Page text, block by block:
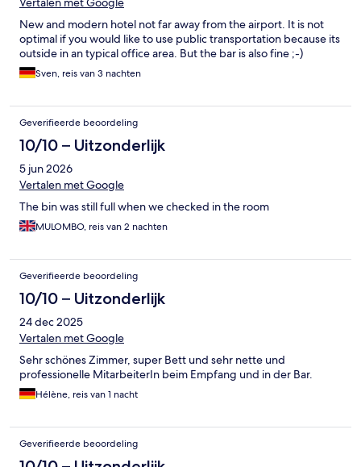
New and modern hotel not far away from the airport. It is not
optimal if you would like to use public transportation because its
outside in an typical office area. But the bar is also fine ;-)
Sven, reis van 3 nachten
Geverifieerde beoordeling
10/10 – Uitzonderlijk
5 jun 2026
Vertalen met Google
The bin was still full when we checked in the room
MULOMBO, reis van 2 nachten
Geverifieerde beoordeling
10/10 – Uitzonderlijk
24 dec 2025
Vertalen met Google
Sehr schönes Zimmer, super Bett und sehr nette und
professionelle MitarbeiterIn beim Empfang und in der Bar.
Hélène, reis van 1 nacht
Geverifieerde beoordeling